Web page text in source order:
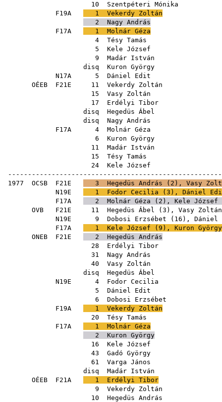
10
Szentpéteri Mónika
F19A
1
Vekerdy Zoltán
2
Nagy András
F17A
1
Molnár Géza
4
Tésy Tamás
5
Kele József
9
Madár István
disq
Kuron György
N17A 5
Dániel Edit
OÉEB F21E 11
Vekerdy Zoltán
15
Vasy Zoltán
17
Erdélyi Tibor
disq
Hegedüs Ábel
disq
Nagy András
F17A 4
Molnár Géza
6
Kuron György
11
Madár István
15
Tésy Tamás
24
Kele József
1977 OCSB F21E 3 Hegedüs András ( 2 ), Vasy
N19E
1 Fodor Cecilia ( 3 ), Dániel
F17A
2 Molnár Géza ( 2 ), Kele József
OVB F21E 11 Hegedüs Ábel ( 3 ), Vasy Zoltán
N19E 9 Dobosi Erzsébet ( 16 ), Dániel
F17A
1 Kele József ( 9 ), Kuron György
ONEB F21E 2
Hegedüs András
28
Erdélyi Tibor
31
Nagy András
40
Vasy Zoltán
disq
Hegedüs Ábel
N19E 4
Fodor Cecilia
5
Dániel Edit
6
Dobosi Erzsébet
F19A
1
Vekerdy Zoltán
20
Tésy Tamás
F17A
1
Molnár Géza
2
Kuron György
16
Kele József
43
Gadó György
61
Varga János
disq
Madár István
OÉEB F21A 1
Erdélyi Tibor
9
Vekerdy Zoltán
10
Hegedüs András